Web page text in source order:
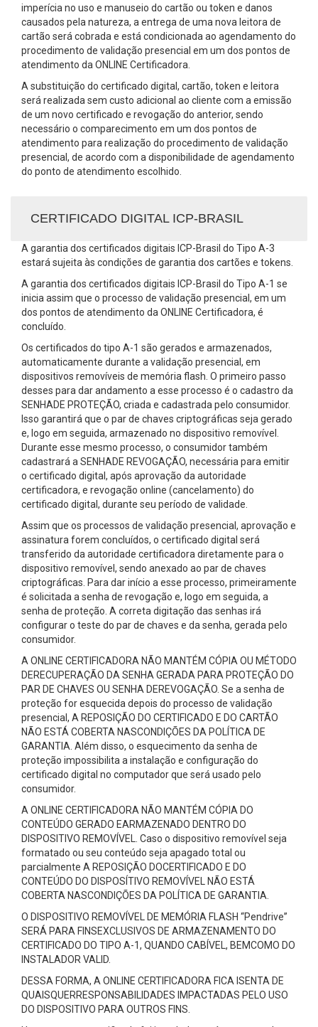
imperícia no uso e manuseio do cartão ou token e danos
causados pela natureza, a entrega de uma nova leitora de
cartão será cobrada e está condicionada ao agendamento do
procedimento de validação presencial em um dos pontos de
atendimento da ONLINE Certificadora.
A substituição do certificado digital, cartão, token e leitora
será realizada sem custo adicional ao cliente com a emissão
de um novo certificado e revogação do anterior, sendo
necessário o comparecimento em um dos pontos de
atendimento para realização do procedimento de validação
presencial, de acordo com a disponibilidade de agendamento
do ponto de atendimento escolhido.
CERTIFICADO DIGITAL ICP-BRASIL
A garantia dos certificados digitais ICP-Brasil do Tipo A-3
estará sujeita às condições de garantia dos cartões e tokens.
A garantia dos certificados digitais ICP-Brasil do Tipo A-1 se
inicia assim que o processo de validação presencial, em um
dos pontos de atendimento da ONLINE Certificadora, é
concluído.
Os certificados do tipo A-1 são gerados e armazenados,
automaticamente durante a validação presencial, em
dispositivos removíveis de memória flash. O primeiro passo
desses para dar andamento a esse processo é o cadastro da
SENHADE PROTEÇÃO, criada e cadastrada pelo consumidor.
Isso garantirá que o par de chaves criptográficas seja gerado
e, logo em seguida, armazenado no dispositivo removível.
Durante esse mesmo processo, o consumidor também
cadastrará a SENHADE REVOGAÇÃO, necessária para emitir
o certificado digital, após aprovação da autoridade
certificadora, e revogação online (cancelamento) do
certificado digital, durante seu período de validade.
Assim que os processos de validação presencial, aprovação e
assinatura forem concluídos, o certificado digital será
transferido da autoridade certificadora diretamente para o
dispositivo removível, sendo anexado ao par de chaves
criptográficas. Para dar início a esse processo, primeiramente
é solicitada a senha de revogação e, logo em seguida, a
senha de proteção. A correta digitação das senhas irá
configurar o teste do par de chaves e da senha, gerada pelo
consumidor.
A ONLINE CERTIFICADORA NÃO MANTÉM CÓPIA OU MÉTODO
DERECUPERAÇÃO DA SENHA GERADA PARA PROTEÇÃO DO
PAR DE CHAVES OU SENHA DEREVOGAÇÃO. Se a senha de
proteção for esquecida depois do processo de validação
presencial, A REPOSIÇÃO DO CERTIFICADO E DO CARTÃO
NÃO ESTÁ COBERTA NASCONDIÇÕES DA POLÍTICA DE
GARANTIA. Além disso, o esquecimento da senha de
proteção impossibilita a instalação e configuração do
certificado digital no computador que será usado pelo
consumidor.
A ONLINE CERTIFICADORA NÃO MANTÉM CÓPIA DO
CONTEÚDO GERADO EARMAZENADO DENTRO DO
DISPOSITIVO REMOVÍVEL. Caso o dispositivo removível seja
formatado ou seu conteúdo seja apagado total ou
parcialmente A REPOSIÇÃO DOCERTIFICADO E DO
CONTEÚDO DO DISPOSÍTIVO REMOVÍVEL NÃO ESTÁ
COBERTA NASCONDIÇÕES DA POLÍTICA DE GARANTIA.
O DISPOSITIVO REMOVÍVEL DE MEMÓRIA FLASH “Pendrive”
SERÁ PARA FINSEXCLUSIVOS DE ARMAZENAMENTO DO
CERTIFICADO DO TIPO A-1, QUANDO CABÍVEL, BEMCOMO DO
INSTALADOR VALID.
DESSA FORMA, A ONLINE CERTIFICADORA FICA ISENTA DE
QUAISQUERRESPONSABILIDADES IMPACTADAS PELO USO
DO DISPOSITIVO PARA OUTROS FINS.